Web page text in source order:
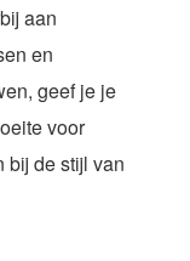
aan
en
geef je je
voor
bij de stijl van